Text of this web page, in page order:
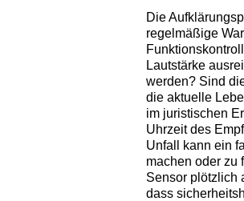
Die
regelmäßige
Lautstärke
werden? Sind
die aktuelle
im juristischen
Uhrzeit des
Unfall kann ein
machen oder zu
Sensor plötzlich
dass